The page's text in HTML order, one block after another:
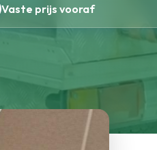
Vaste prijs vooraf